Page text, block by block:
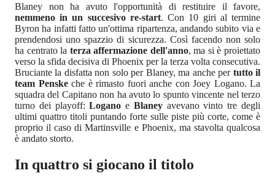
Blaney non ha avuto l'opportunità di restituire il favore,
nemmeno in un succesivo re-start. Con 10 giri al termine
Byron ha infatti fatto un'ottima ripartenza, andando subito via e
prendendosi uno spazzio di sicurezza. Così facendo non solo
ha centrato la terza affermazione dell'anno, ma si è proiettato
verso la sfida decisiva di Phoenix per la terza volta consecutiva.
Bruciante la disfatta non solo per Blaney, ma anche pertutto il
team Penske che è rimasto fuori anche con Joey Logano. La
squadra del Capitano non ha avuto lo spunto vincente nel terzo
turno dei playoff:Logano e Blaney avevano vinto tre degli
ultimi quattro titoli puntando forte sulle piste più corte, come è
proprio il caso di Martinsville e Phoenix, ma stavolta qualcosa
è andato storto.
In quattro si giocano il titolo